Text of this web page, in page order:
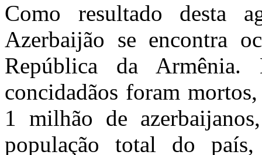
Como resultado desta
Azerbaijão se encontra
República da
concidadãos foram
1 milhão de
população total do país,